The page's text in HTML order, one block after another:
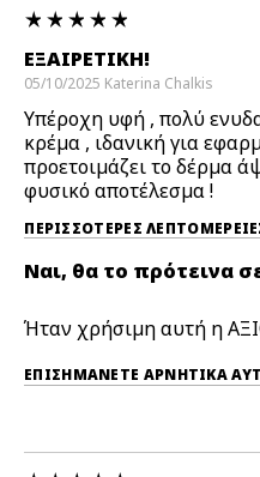
ΕΞΑΙΡΕΤΙΚΉ!
05/10/2025 Katerina Chalkis
Υπέροχη υφή , πολύ
κρέμα , ιδανική για
προετοιμάζει το δέρμα
φυσικό αποτέλεσμα !
ΠΕΡΙΣΣΌΤΕΡΕΣ
Ναι, θα το πρότεινα
Ήταν χρήσιμη αυτή η